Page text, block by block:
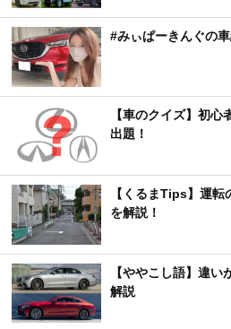
#みぃぱーきんぐの
【車のクイズ】初心
出題！
【くるまTips】運
を解説！
【ややこし語】違
解説